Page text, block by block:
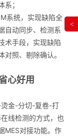
；
系统，实现缺陷全
自动同步、检测系
术手段，实现缺陷
照、剔除确认。
心好用
金-分切-复卷-打
线检测的方式，也
MES对接功能。作
<